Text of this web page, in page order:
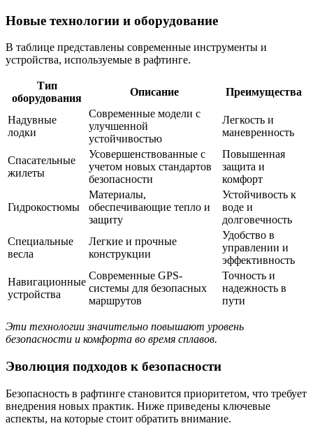
Новые технологии и оборудование
В таблице представлены современные инструменты и
устройства, используемые в рафтинге.
Тип
оборудования
Описание Преимущества
Надувные
лодки
Современные модели с
улучшенной
устойчивостью
Легкость и
маневренность
Спасательные
жилеты
Усовершенствованные с
учетом новых стандартов
безопасности
Повышенная
защита и
комфорт
Гидрокостюмы
Материалы,
обеспечивающие тепло и
защиту
Устойчивость к
воде и
долговечность
Специальные
весла
Легкие и прочные
конструкции
Удобство в
управлении и
эффективность
Навигационные
устройства
Современные GPS-
системы для безопасных
маршрутов
Точность и
надежность в
пути
Эти технологии значительно повышают уровень
безопасности и комфорта во время сплавов.
Эволюция подходов к безопасности
Безопасность в рафтинге становится приоритетом, что требует
внедрения новых практик. Ниже приведены ключевые
аспекты, на которые стоит обратить внимание.